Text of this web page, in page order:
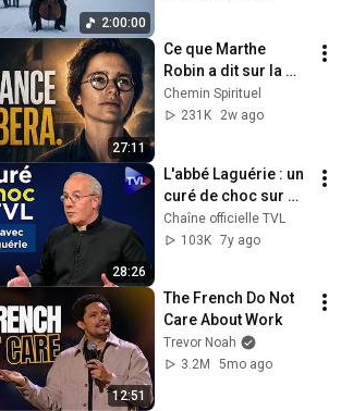
2:00:00
27:11
Ce que Marthe
Robin a dit sur la
France : Révélations
Chemin Spirituel
231K
2w ago
28:26
L'abbé Laguérie : un
curé de choc sur
TVL ! - le Zoom
Chaîne officielle TVL
103K 7y ago
12:51
The French Do Not
Care About Work
Trevor Noah
3.2M
5mo ago